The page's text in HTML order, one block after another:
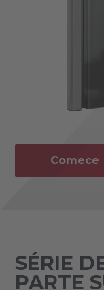
Comece
SÉRIE
PARTE